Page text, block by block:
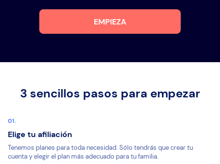
EMPIEZA
3 sencillos pasos para empezar
Elige tu afiliación
Tenemos planes para toda necesidad. Sólo tendrás que crear tu
cuenta y elegir el plan más adecuado para tu familia.